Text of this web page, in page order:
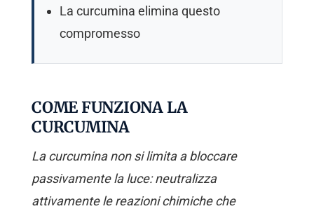
La curcumina elimina questo
compromesso
COME FUNZIONA LA
CURCUMINA
La curcumina non si limita a bloccare
passivamente la luce: neutralizza
attivamente le reazioni chimiche che